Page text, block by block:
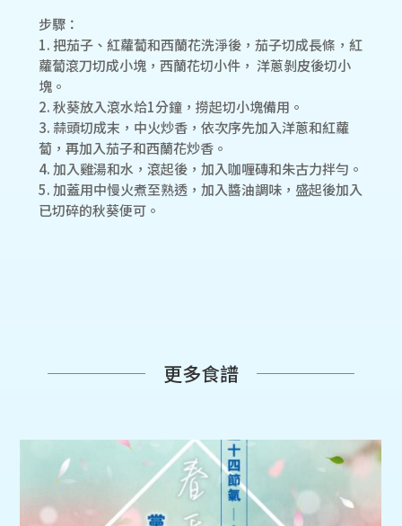
步驟：
1. 把茄子、紅蘿蔔和西蘭花洗淨後，茄子切成長條，紅
蘿蔔滾刀切成小塊，西蘭花切小件， 洋蔥剝皮後切小
塊。
2. 秋葵放入滾水烚1分鐘，撈起切小塊備用。
3. 蒜頭切成末，中火炒香，依次序先加入洋蔥和紅蘿
蔔，再加入茄子和西蘭花炒香。
4. 加入雞湯和水，滾起後，加入咖喱磚和朱古力拌勻。
5. 加蓋用中慢火煮至熟透，加入醬油調味，盛起後加入
已切碎的秋葵便可。
更多食譜